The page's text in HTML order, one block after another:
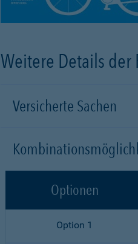
Weitere Details der
Versicherte Sachen
Optionen
Option 1